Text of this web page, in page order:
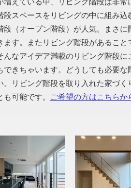
増えている中、リビング階段は非
段スペースをリビングの中に組み
段（オープン階段）が人気。まさ
ます。またリビング階段があるこ
んなアイデア満載のリビング階段
できちゃいます。どうしても必要
。リビング階段を取り入れた家づ
可能です。
ご希望の方はこちらか